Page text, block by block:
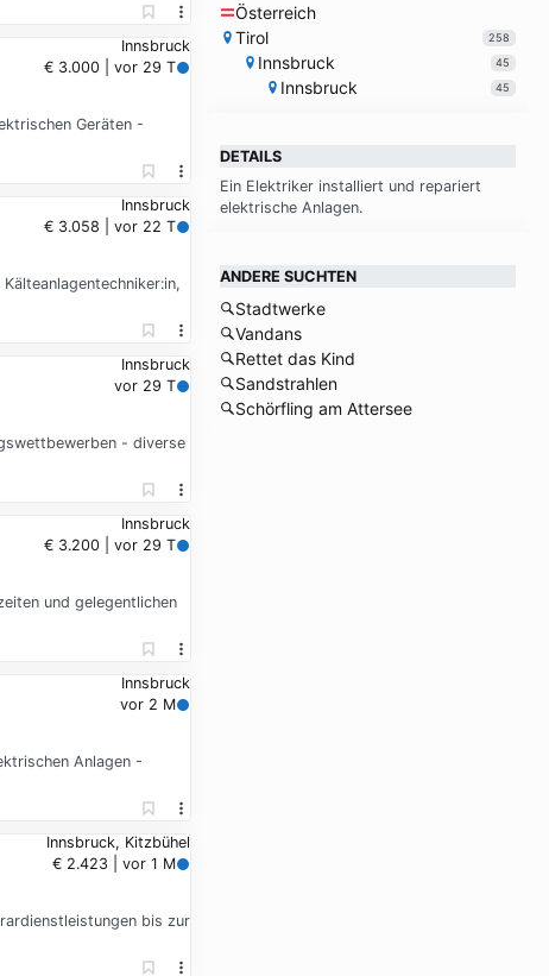
Innsbruck
€ 3.000 | vor 29 T
Geräten -
Innsbruck
€ 3.058 | vor 22 T
Innsbruck
vor 29 T
- diverse
Innsbruck
€ 3.200 | vor 29 T
und gelegentlichen
Innsbruck
vor 2 M
Anlagen -
Innsbruck, Kitzbühel
€ 2.423 | vor 1 M
bis zur
Österreich
Tirol
258
Innsbruck 45
Innsbruck 45
DETAILS
Ein Elek­tri­ker in­stal­liert und re­pa­riert
elek­tri­sche An­la­gen.
ANDERE SUCHTEN
Stadtwerke
Vandans
Rettet das Kind
Sandstrahlen
Schörfling am Attersee